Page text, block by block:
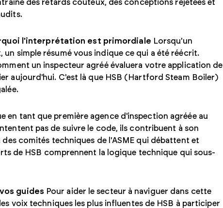
des retards coûteux, des conceptions rejetées et
l'interprétation est primordiale Lorsqu'un
simple résumé vous indique ce qui a été réécrit.
un inspecteur agréé évaluera votre application de
aujourd'hui. C'est là que HSB (Hartford Steam Boiler)
en tant que première agence d'inspection agréée au
pas de suivre le code, ils contribuent à son
des comités techniques de l'ASME qui débattent et
de HSB comprennent la logique technique qui sous-
guides Pour aider le secteur à naviguer dans cette
voix techniques les plus influentes de HSB à participer